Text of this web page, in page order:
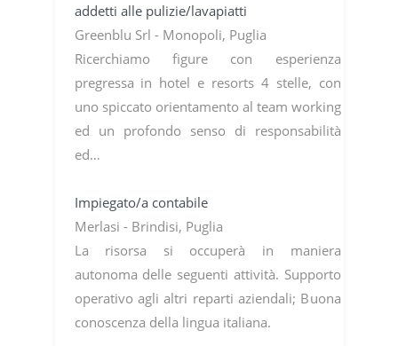
addetti alle pulizie/lavapiatti
Greenblu Srl - Monopoli, Puglia
Ricerchiamo figure con esperienza
pregressa in hotel e resorts 4 stelle, con
uno spiccato orientamento al team working
ed un profondo senso di responsabilità
ed…
Impiegato/a contabile
Merlasi - Brindisi, Puglia
La risorsa si occuperà in maniera
autonoma delle seguenti attività. Supporto
operativo agli altri reparti aziendali; Buona
conoscenza della lingua italiana.